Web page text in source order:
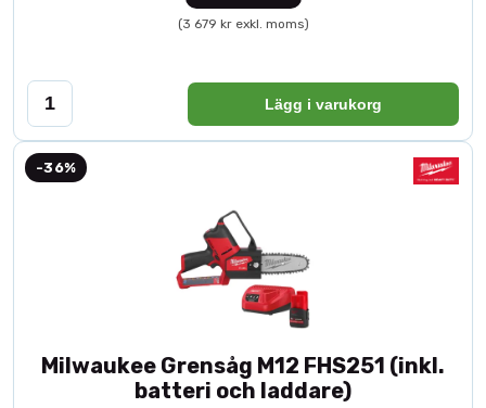
(3 679 kr exkl. moms)
Lägg i varukorg
-36%
Milwaukee Grensåg M12 FHS251 (inkl.
batteri och laddare)